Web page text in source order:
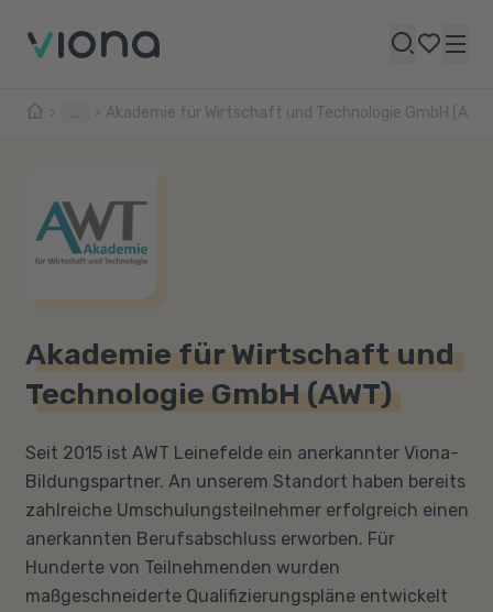
... Akademie für Wirtschaft und Technologie GmbH
Akademie für Wirtschaft und
Technologie GmbH (AWT)
Seit 2015 ist AWT Leinefelde ein anerkannter Viona-
Bildungspartner. An unserem Standort haben bereits
zahlreiche Umschulungsteilnehmer erfolgreich einen
anerkannten Berufsabschluss erworben. Für
Hunderte von Teilnehmenden wurden
maßgeschneiderte Qualifizierungspläne entwickelt